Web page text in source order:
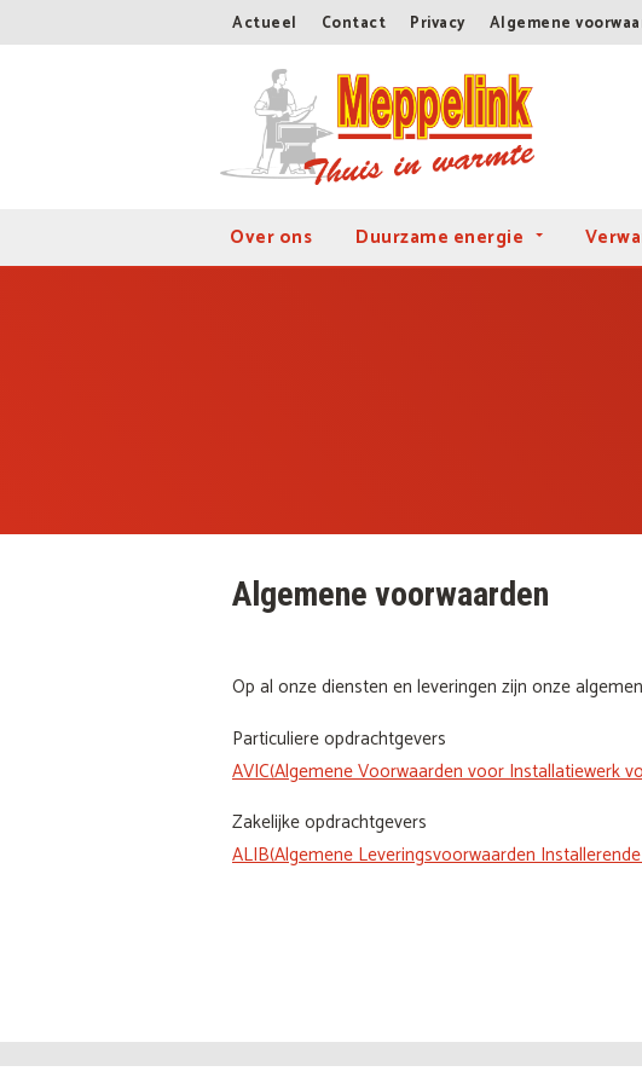
Actueel Contact Privacy Algemene
Over ons Duurzame energie
Algemene voorwaarden
Op al onze diensten en leveringen zijn onze
Particuliere opdrachtgevers
AVIC(Algemene Voorwaarden voor Installatiewerk
Zakelijke opdrachtgevers
ALIB(Algemene Leveringsvoorwaarden